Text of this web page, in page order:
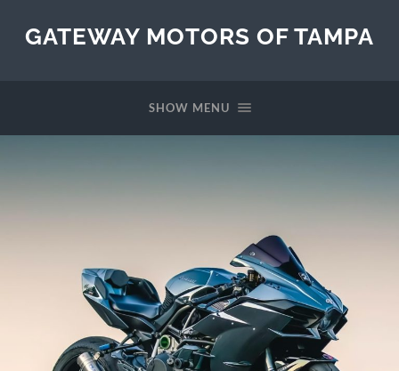
GATEWAY MOTORS OF TAMPA
SHOW MENU